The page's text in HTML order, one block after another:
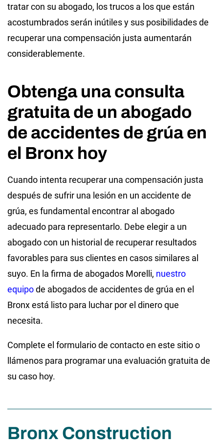
tratar con su abogado, los trucos a los que están
acostumbrados serán inútiles y sus posibilidades de
recuperar una compensación justa aumentarán
considerablemente.
Obtenga una consulta
gratuita de un abogado
de accidentes de grúa en
el Bronx hoy
Cuando intenta recuperar una compensación justa
después de sufrir una lesión en un accidente de
grúa, es fundamental encontrar al abogado
adecuado para representarlo. Debe elegir a un
abogado con un historial de recuperar resultados
favorables para sus clientes en casos similares al
suyo. En la firma de abogados Morelli, nuestro
equipode abogados de accidentes de grúa en el
Bronx está listo para luchar por el dinero que
necesita.
Complete el formulario de contacto en este sitio o
llámenos para programar una evaluación gratuita de
su caso hoy.
Bronx Construction